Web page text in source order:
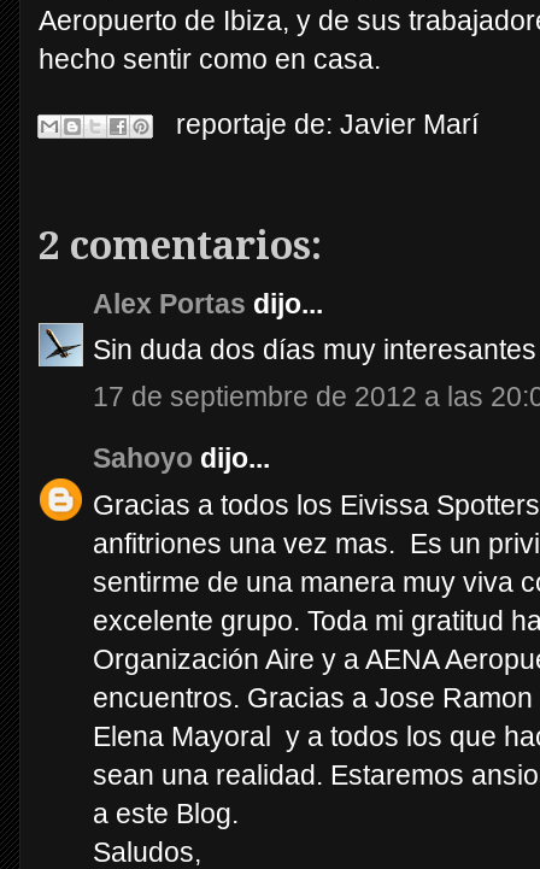
Aeropuerto de Ibiza, y de sus
hecho sentir como en casa.
reportaje de: Javier Marí
2 comentarios:
Alex Portas dijo...
Sin duda dos días muy
17 de septiembre de 2012 a las
Sahoyo dijo...
Gracias a todos los Eivissa
anfitriones una vez mas. Es un
sentirme de una manera muy viva
excelente grupo. Toda mi gratitud
Organización Aire y a AENA
encuentros. Gracias a Jose
Elena Mayoral y a todos los que
sean una realidad. Estaremos
a este Blog.
Saludos,